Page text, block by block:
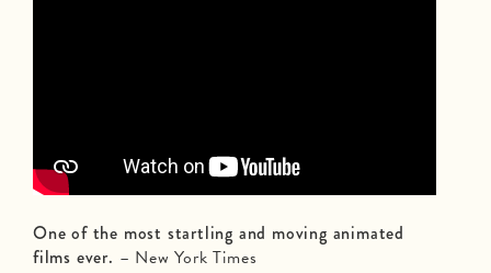
One of the most startling and moving animated
films ever. – New York Times